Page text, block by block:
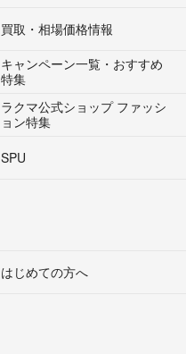
買取・相場価格情報
キャンペーン一覧・おすすめ
特集
ラクマ公式ショップ ファッシ
ョン特集
SPU
はじめての方へ